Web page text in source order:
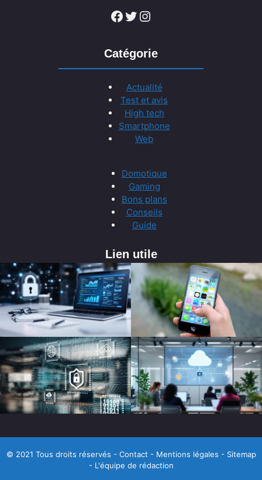
Facebook Twitter Instagram
Catégorie
Actualité
Test et avis
High tech
Smartphone
Web
Domotique
Gaming
Bons plans
Conseils
Guide
Lien utile
© 2021 Tous droits réservés - Contact - Mentions légales - Sitemap
- L'équipe de rédaction